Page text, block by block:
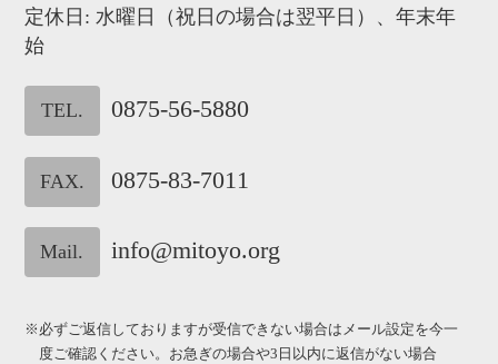
定休日: 水曜日（祝日の場合は翌平日）、年末年
始
TEL. 0875-56-5880
FAX. 0875-83-7011
Mail. info@mitoyo.org
※必ずご返信しておりますが受信できない場合はメール設定を今一
度ご確認ください。お急ぎの場合や3日以内に返信がない場合